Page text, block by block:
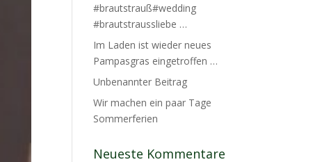
#brautstrauß#wedding
#brautstraussliebe …
Im Laden ist wieder neues
Pampasgras eingetroffen …
Unbenannter Beitrag
Wir machen ein paar Tage
Sommerferien
Neueste Kommentare